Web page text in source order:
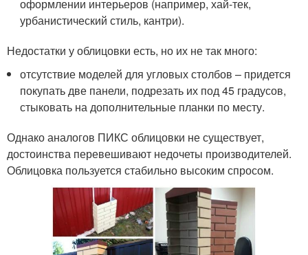
оформлении интерьеров (например, хай-тек,
урбанистический стиль, кантри).
Недостатки у облицовки есть, но их не так много:
отсутствие моделей для угловых столбов – придется
покупать две панели, подрезать их под 45 градусов,
стыковать на дополнительные планки по месту.
Однако аналогов ПИКС облицовки не существует,
достоинства перевешивают недочеты производителей.
Облицовка пользуется стабильно высоким спросом.